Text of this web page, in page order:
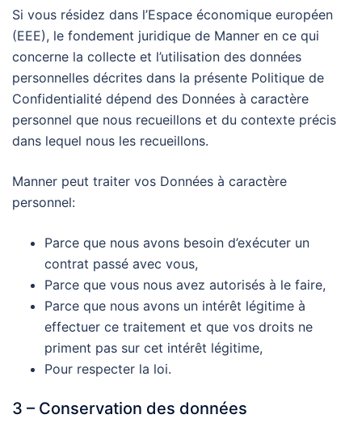
Si vous résidez dans l’Espace économique européen
(EEE), le fondement juridique de Manner en ce qui
concerne la collecte et l’utilisation des données
personnelles décrites dans la présente Politique de
Confidentialité dépend des Données à caractère
personnel que nous recueillons et du contexte précis
dans lequel nous les recueillons.
Manner peut traiter vos Données à caractère
personnel:
Parce que nous avons besoin d’exécuter un
contrat passé avec vous,
Parce que vous nous avez autorisés à le faire,
Parce que nous avons un intérêt légitime à
effectuer ce traitement et que vos droits ne
priment pas sur cet intérêt légitime,
Pour respecter la loi.
3 – Conservation des données